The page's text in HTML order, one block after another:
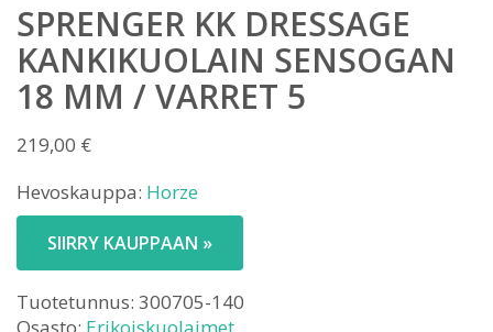
SPRENGER KK DRESSAGE
KANKIKUOLAIN SENSOGAN
18 MM / VARRET 5
219,00 €
Hevoskauppa: Horze
SIIRRY KAUPPAAN »
Tuotetunnus: 300705-140